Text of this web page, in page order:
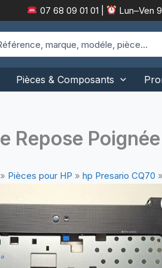
07 68 09 01 01 Lun–Ven
Pièces & Composants
Repose
» Pièces pour HP » hp Presario CQ70 »